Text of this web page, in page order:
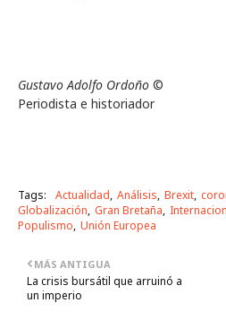
Gustavo Adolfo Ordoño ©
Periodista e historiador
Tags: Actualidad Análisis Brexit
Globalización Gran Bretaña
Populismo Unión Europea
MÁS ANTIGUA
La crisis bursátil que arruinó a
un imperio